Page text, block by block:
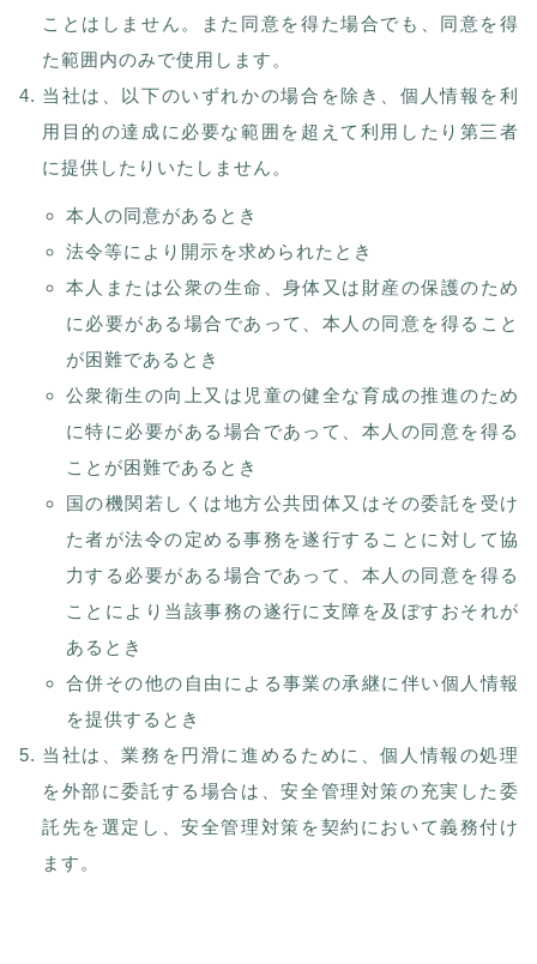
ことはしません。また同意を得た場合でも、同意を得
た範囲内のみで使用します。
当社は、以下のいずれかの場合を除き、個人情報を利
用目的の達成に必要な範囲を超えて利用したり第三者
に提供したりいたしません。
本人の同意があるとき
法令等により開示を求められたとき
本人または公衆の生命、身体又は財産の保護のため
に必要がある場合であって、本人の同意を得ること
が困難であるとき
公衆衛生の向上又は児童の健全な育成の推進のため
に特に必要がある場合であって、本人の同意を得る
ことが困難であるとき
国の機関若しくは地方公共団体又はその委託を受け
た者が法令の定める事務を遂行することに対して協
力する必要がある場合であって、本人の同意を得る
ことにより当該事務の遂行に支障を及ぼすおそれが
あるとき
合併その他の自由による事業の承継に伴い個人情報
を提供するとき
当社は、業務を円滑に進めるために、個人情報の処理
を外部に委託する場合は、安全管理対策の充実した委
託先を選定し、安全管理対策を契約において義務付け
ます。